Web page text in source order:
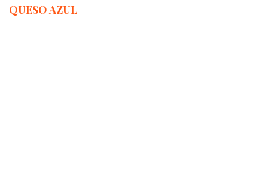
QUESO AZUL